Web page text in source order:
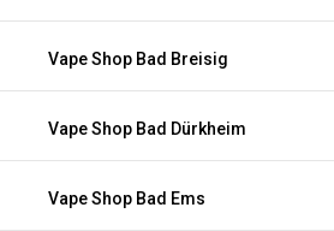
Vape Shop Bad Breisig
Vape Shop Bad Dürkheim
Vape Shop Bad Ems